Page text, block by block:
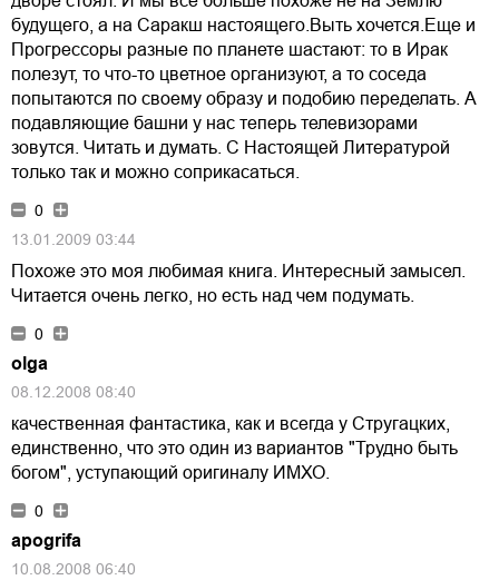
будущего, а на Саракш настоящего.Выть хочется.Еще и
Прогрессоры разные по планете шастают: то в Ирак
полезут, то что-то цветное организуют, а то соседа
попытаются по своему образу и подобию переделать. А
подавляющие башни у нас теперь телевизорами
зовутся. Читать и думать. С Настоящей Литературой
только так и можно соприкасаться.
0
13.01.2009 03:44
Похоже это моя любимая книга. Интересный замысел.
Читается очень легко, но есть над чем подумать.
0
olga
08.12.2008 08:40
качественная фантастика, как и всегда у Стругацких,
единственно, что это один из вариантов "Трудно быть
богом", уступающий оригиналу ИМХО.
0
apogrifa
10.08.2008 06:40